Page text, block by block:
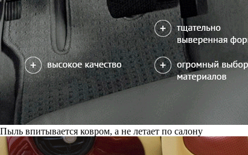
Пыль впитывается ковром, а не летает по салону